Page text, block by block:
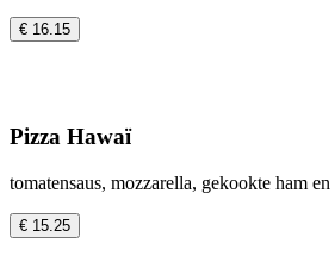
€ 16.15
Pizza Hawaï
tomatensaus, mozzarella, gekookte ham en
€ 15.25